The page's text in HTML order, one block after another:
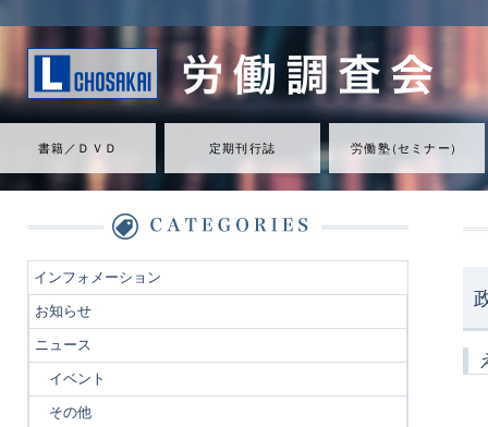
書籍／ＤＶＤ 定期刊行誌 労働塾（セミナ ー ）
インフォメーション
お知らせ
ニュース
イベント
その他